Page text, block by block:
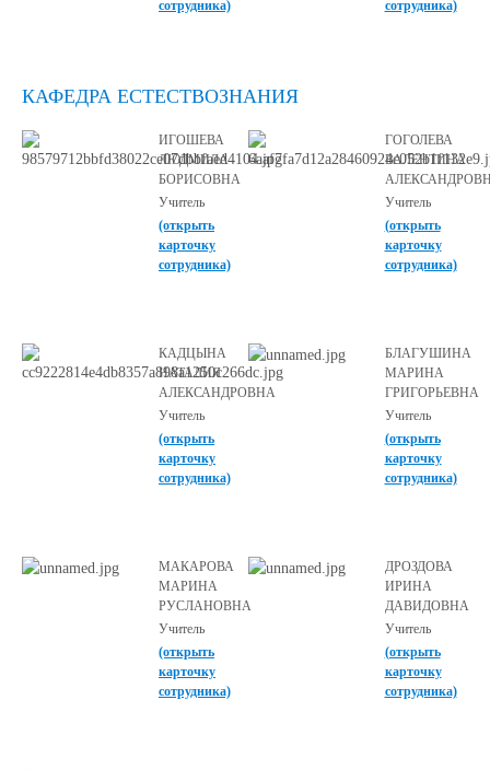
сотрудника)
сотрудника)
КАФЕДРА ЕСТЕСТВОЗНАНИЯ
ИГОШЕВА
ЛЮДМИЛА
БОРИСОВНА
Учитель
(открыть
карточку
сотрудника)
ГОГОЛЕВА
ВАЛЕНТИНА
Учитель
(открыть
карточку
сотрудника)
КАДЦЫНА
НАТАЛИЯ
АЛЕКСАНДРОВНА
Учитель
(открыть
карточку
сотрудника)
БЛАГУШИНА
МАРИНА
ГРИГОРЬЕВНА
Учитель
(открыть
карточку
сотрудника)
МАКАРОВА
МАРИНА
РУСЛАНОВНА
Учитель
(открыть
карточку
сотрудника)
ДРОЗДОВА
ИРИНА
ДАВИДОВНА
Учитель
(открыть
карточку
сотрудника)